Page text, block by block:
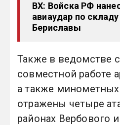
ВХ: Войска РФ
авиаудар по
Бериславы
Также в ведомстве
совместной работе
а также
отражены четыре
районах Вербового